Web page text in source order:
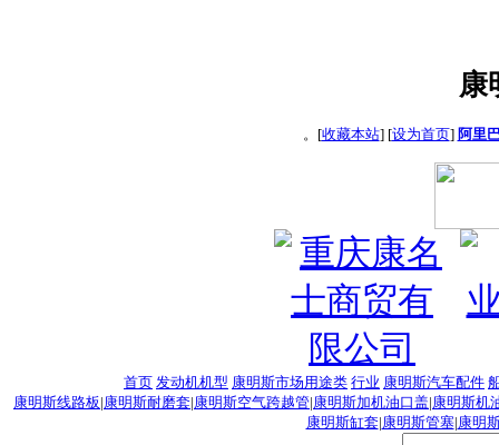
康
。[收藏本站] [设为首页] 阿里
首页 发动机机型 康明斯市场用途类 行业 康明斯汽车配件
康明斯线路板|康明斯耐磨套|康明斯空气跨越管|康明斯加机油口盖|康明斯机
康明斯缸套|康明斯管塞|康明